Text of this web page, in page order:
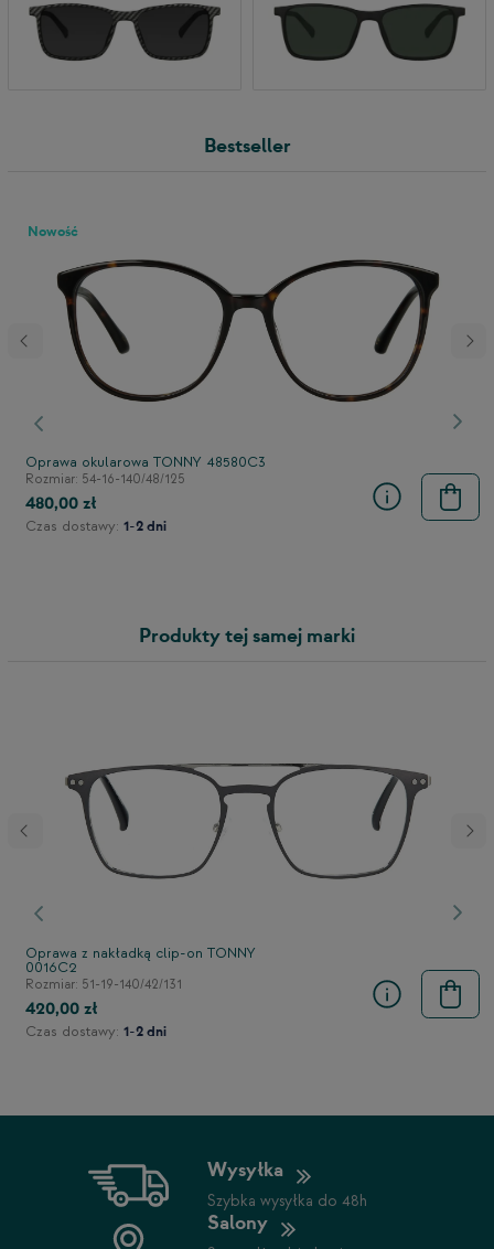
Bestseller
Poprzedni
Nowość
Oprawa okularowa TONNY 48580C3
Rozmiar: 54-16-140/48/125
480,00 zł
Czas dostawy: 1-2 dni
Produkty tej samej marki
Poprzedni
Oprawa z nakładką clip-on TONNY
0016C2
Rozmiar: 51-19-140/42/131
420,00 zł
Czas dostawy: 1-2 dni
Wysyłka
Szybka wysyłka do 48h
Salony